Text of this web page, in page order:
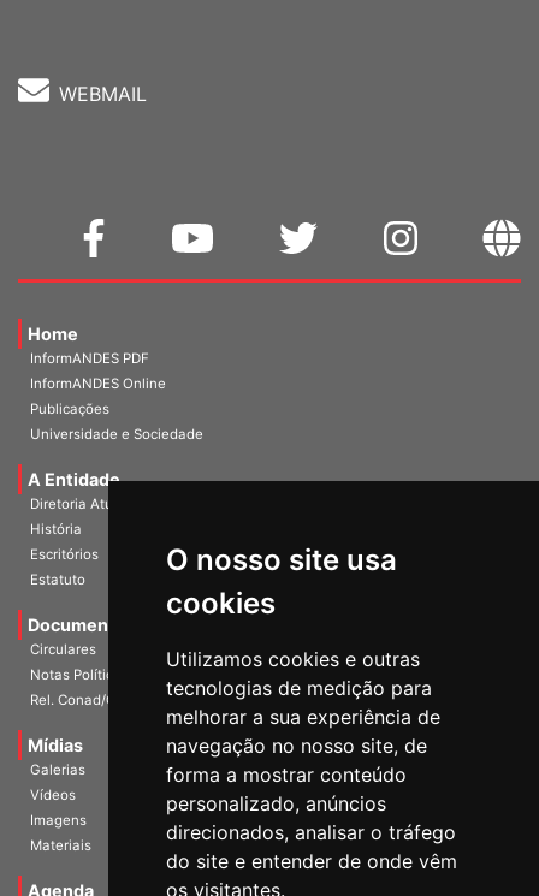
O nosso site usa
cookies
Utilizamos cookies e outras
tecnologias de medição para
melhorar a sua experiência de
navegação no nosso site, de
forma a mostrar conteúdo
personalizado, anúncios
direcionados, analisar o tráfego
do site e entender de onde vêm
os visitantes.
WEBMAIL
Home
InformANDES PDF
InformANDES Online
Publicações
Universidade e Sociedade
A Entidade
Diretoria Atual
História
Escritórios
Estatuto
Documentos
Circulares
Notas Políticas
Rel. Conad/Congresso
Mídias
Galerias
Vídeos
Imagens
Materiais
Agenda